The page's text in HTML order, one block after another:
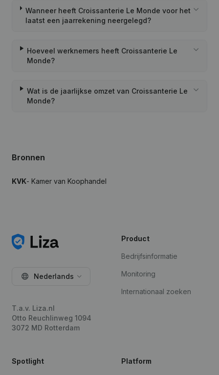
Wanneer heeft Croissanterie Le Monde voor het
laatst een jaarrekening neergelegd?
Hoeveel werknemers heeft Croissanterie Le
Monde?
Wat is de jaarlijkse omzet van Croissanterie Le
Monde?
Bronnen
KVK- Kamer van Koophandel
Nederlands
T.a.v. Liza.nl
Otto Reuchlinweg 1094
3072 MD Rotterdam
Product
Bedrijfsinformatie
Monitoring
Internationaal zoeken
Spotlight Platform